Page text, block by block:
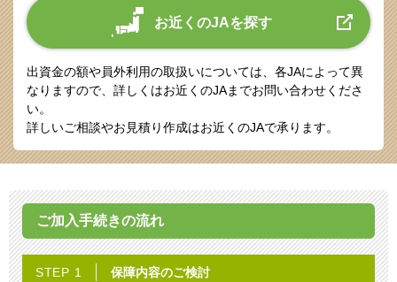
お近くのJAを探す
出資金の額や員外利用の取扱いについては、各JAによって異
なりますので、詳しくはお近くのJAまでお問い合わせくださ
い。
詳しいご相談やお見積り作成はお近くのJAで承ります。
ご加入手続きの流れ
STEP 1 保障内容のご検討